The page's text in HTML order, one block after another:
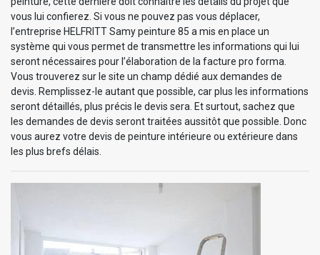
vous lui confierez. Si vous ne pouvez pas vous déplacer,
l’entreprise HELFRITT Samy peinture 85 a mis en place un
système qui vous permet de transmettre les informations qui lui
seront nécessaires pour l’élaboration de la facture pro forma.
Vous trouverez sur le site un champ dédié aux demandes de
devis. Remplissez-le autant que possible, car plus les informations
seront détaillés, plus précis le devis sera. Et surtout, sachez que
les demandes de devis seront traitées aussitôt que possible. Donc
vous aurez votre devis de peinture intérieure ou extérieure dans
les plus brefs délais.